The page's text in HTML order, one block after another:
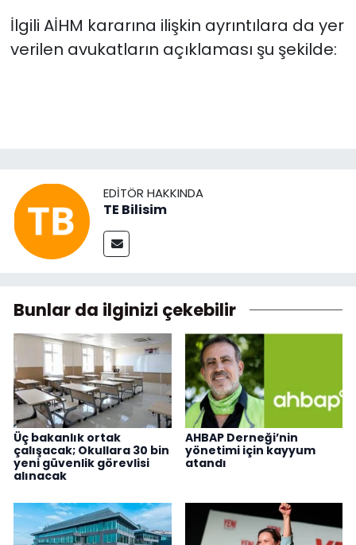
İlgili AİHM kararına ilişkin ayrıntılara da yer
verilen avukatların açıklaması şu şekilde:
EDITÖR HAKKINDA
TE Bilisim
Bunlar da ilginizi çekebilir
Üç bakanlık ortak
çalışacak; Okullara 30 bin
yeni güvenlik görevlisi
alınacak
AHBAP Derneği’nin
yönetimi için kayyum
atandı